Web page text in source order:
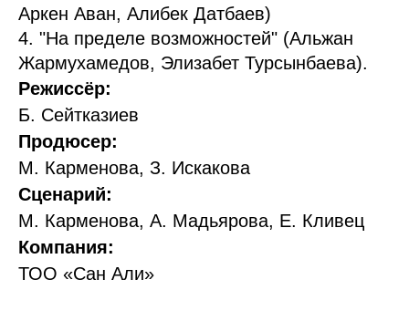
Аркен Аван, Алибек Датбаев)
4. "На пределе возможностей" (Альжан
Жармухамедов, Элизабет Турсынбаева).
Режиссёр:
Б. Сейтказиев
Продюсер:
М. Карменова, З. Искакова
Сценарий:
М. Карменова, А. Мадьярова, Е. Кливец
Компания:
ТОО «Сан Али»